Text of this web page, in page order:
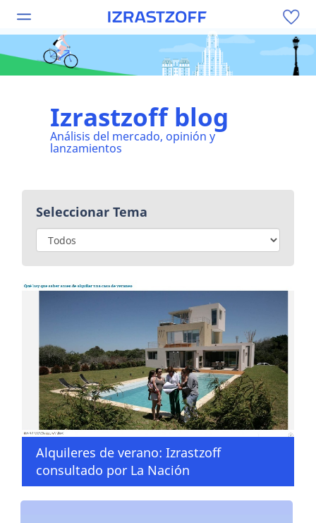
Izrastzoff blog
Análisis del mercado, opinión y
lanzamientos
Seleccionar Tema
Alquileres de verano: Izrastzoff
consultado por La Nación